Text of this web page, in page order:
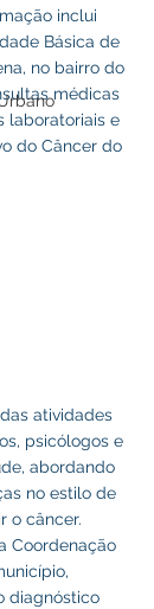
inclui
Básica de
no bairro do
médicas
laboratoriais e
do Câncer do
atividades
psicólogos e
abordando
no estilo de
o câncer.
Coordenação
diagnóstico